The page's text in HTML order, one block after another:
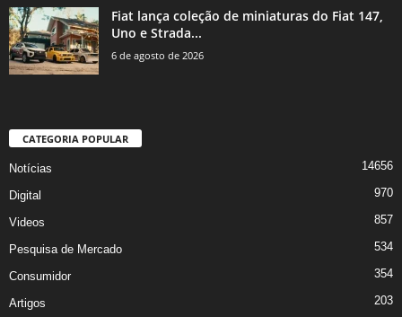
Fiat lança coleção de miniaturas do Fiat 147,
Uno e Strada...
6 de agosto de 2026
CATEGORIA POPULAR
Notícias 14656
Digital 970
Videos 857
Pesquisa de Mercado 534
Consumidor 354
Artigos 203